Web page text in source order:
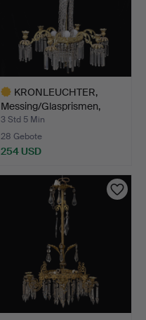
KRONLEUCHTER,
Messing/Glasprismen,
19./20.…
3 Std 5 Min
28 Gebote
254 USD